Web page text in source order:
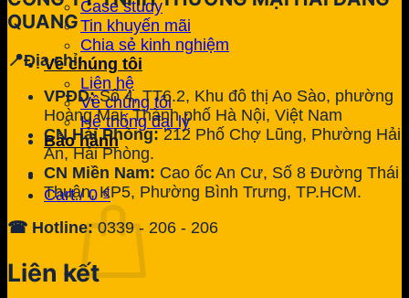
Case study
Tin khuyến mãi
Chia sẻ kinh nghiệm
Về chúng tôi
Liên hệ
Về chúng tôi
Hệ thống đại lý
Bảo hành
Cart /0₫
QUANG
📍Địa chỉ:
VPĐD:Số 4, TT6.2, Khu đô thị Ao Sào, phường
Hoàng Mai, Thành phố Hà Nội, Việt Nam
CN Hải Phòng:212 Phố Chợ Lũng, Phường Hải
An, Hải Phòng.
CN Miền Nam: Cao ốc An Cư, Số 8 Đường Thái
Thuận, KP5, Phường Bình Trưng, TP.HCM.
☎ Hotline:0339 - 206 - 206
Liên kết